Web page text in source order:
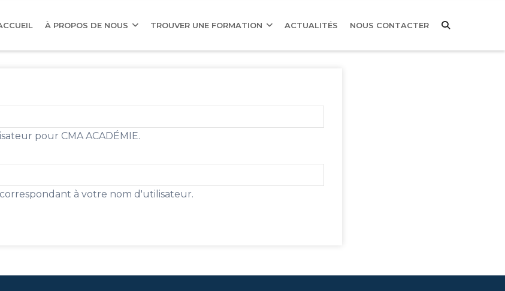
À PROPOS DE NOUS TROUVER UNE FORMATION ACTUALITÉS NOUS CONTACTER
pour CMA ACADÉMIE.
correspondant à votre nom d'utilisateur.